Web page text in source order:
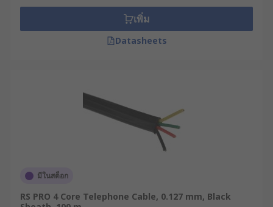
reach the cable itself.
Whether the cable is to be used inside/outside or
as a telephone extension will also determine the
There are a range of telephone cables available
including those that have been manufactured to
British Telecom (BT approved) and European
เพิ่ม
Datasheets
มีในสต็อก
RS PRO 4 Core Telephone Cable, 0.127 mm, Black